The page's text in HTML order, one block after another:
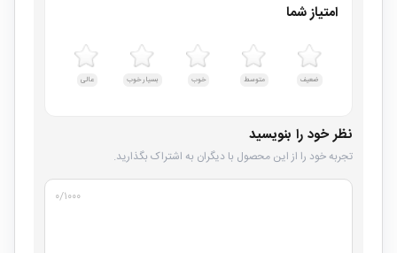
امتیاز شما
ضعیف متوسط خوب بسیار خوب عالی
نظر خود را بنویسید
تجربه خود را از این محصول با دیگران به اشتراک بگذارید.
۰/۱۰۰۰